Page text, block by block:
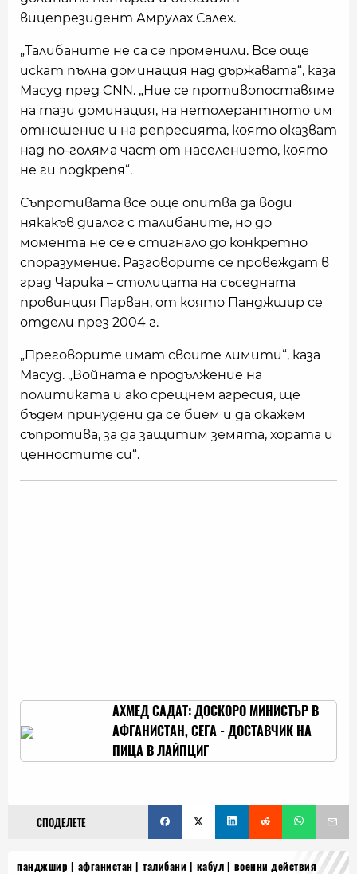
вицепрезидент Амрулах Салех.
„Талибаните не са се променили. Все още
искат пълна доминация над държавата“, каза
Масуд пред CNN. „Ние се противопоставяме
на тази доминация, на нетолерантното им
отношение и на репресията, която оказват
над по-голяма част от населението, която
не ги подкрепя“.
Съпротивата все още опитва да води
някакъв диалог с талибаните, но до
момента не се е стигнало до конкретно
споразумение. Разговорите се провеждат в
град Чарика – столицата на съседната
провинция Парван, от която Панджшир се
отдели през 2004 г.
„Преговорите имат своите лимити“, каза
Масуд. „Войната е продължение на
политиката и ако срещнем агресия, ще
бъдем принудени да се бием и да окажем
съпротива, за да защитим земята, хората и
ценностите си“.
АХМЕД САДАТ: ДОСКОРО МИНИСТЪР В
АФГАНИСТАН, СЕГА - ДОСТАВЧИК НА
ПИЦА В ЛАЙПЦИГ
СПОДЕЛЕТЕ
панджшир афганистан талибани кабул военни действия